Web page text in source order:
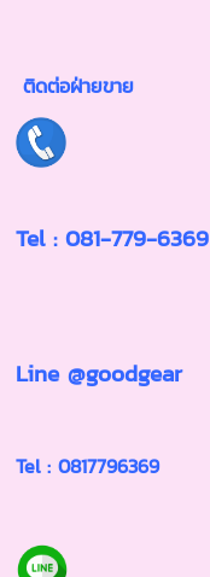
ติดต่อฝ่ายขาย
Tel : 081-779-6369
Line @goodgear
Tel : 0817796369